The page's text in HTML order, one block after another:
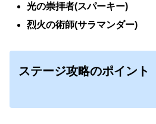
光の崇拝者(スパーキー)
烈火の術師(サラマンダー)
ステージ攻略のポイント